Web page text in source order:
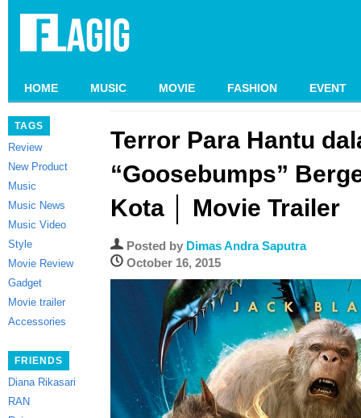
HOME MUSIC MOVIE FASHION EVENT
TAGS
Review
New Product
Music
Music News
Music Video
Style
Movie Review
Gadget
Movie trailer
Accessories
FRIENDS
Diana Rikasari
RAN
Terror Para Hantu
“Goosebumps”
Kota │ Movie Trailer
Posted by Dimas Andra Saputra
October 16, 2015